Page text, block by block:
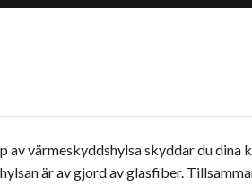
av värmeskyddshylsa skyddar du
är av gjord av glasfiber.